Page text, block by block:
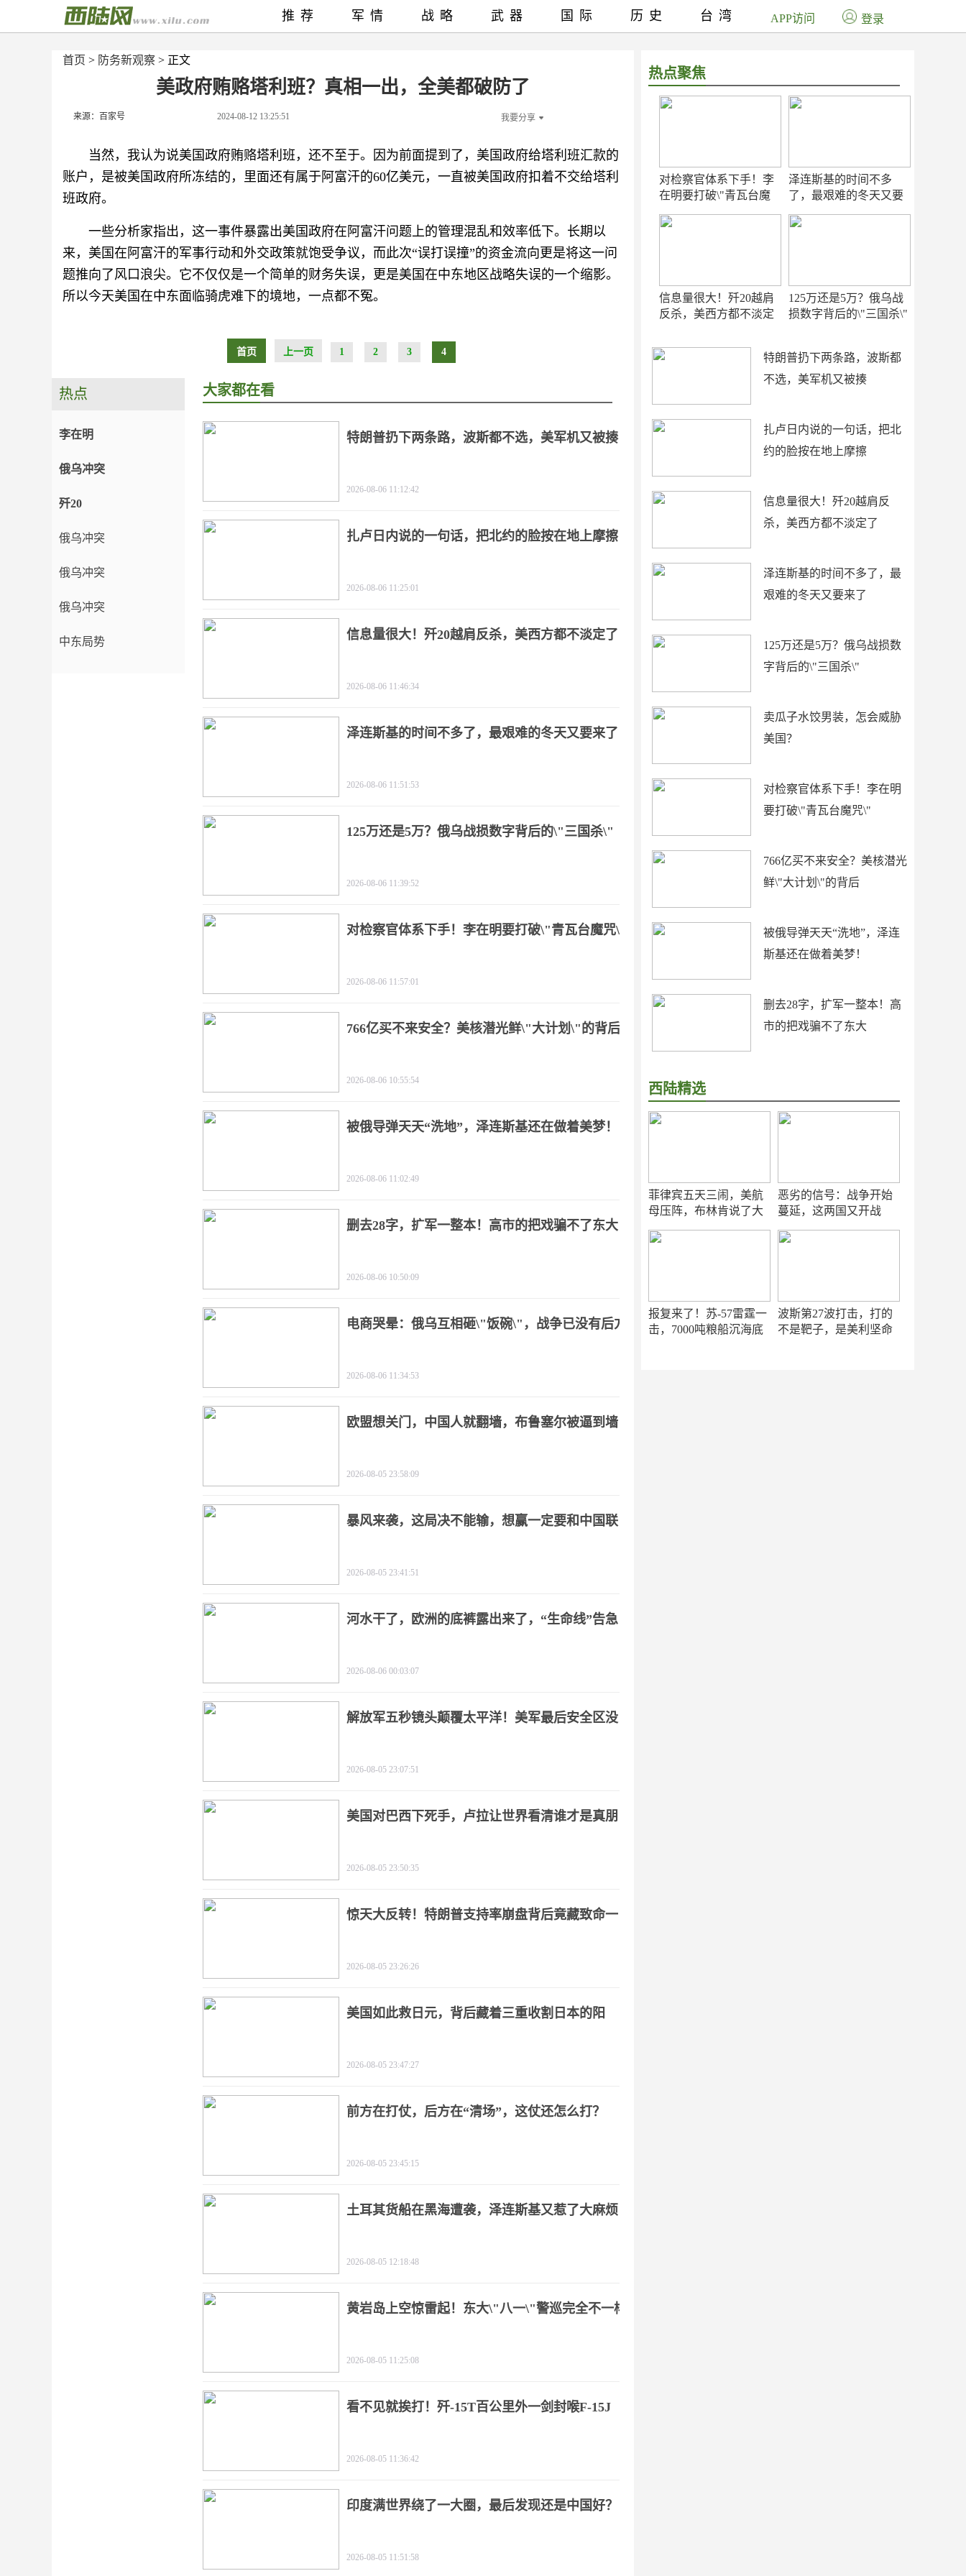
首页 > 防务新观察 > 正文
美政府贿赂塔利班？真相一出，全美都破防了
来源：百家号 2024-08-12 13:25:51 我要分享
当然，我认为说美国政府贿赂塔利班，还不至于。因为前面提到了，美国政府给塔利班汇款的
账户，是被美国政府所冻结的，里面还有属于阿富汗的60亿美元，一直被美国政府扣着不交给塔利
班政府。
一些分析家指出，这一事件暴露出美国政府在阿富汗问题上的管理混乱和效率低下。长期以
来，美国在阿富汗的军事行动和外交政策就饱受争议，而此次“误打误撞”的资金流向更是将这一问
题推向了风口浪尖。它不仅仅是一个简单的财务失误，更是美国在中东地区战略失误的一个缩影。
所以今天美国在中东面临骑虎难下的境地，一点都不冤。
首页 上一页 1 2 3 4
热点聚焦
对检察官体系下手！李
在明要打破\"青瓦台魔
泽连斯基的时间不多
了，最艰难的冬天又要
信息量很大！歼20越肩
反杀，美西方都不淡定
125万还是5万？俄乌战
损数字背后的\"三国杀\"
特朗普扔下两条路，波斯都
不选，美军机又被揍
扎卢日内说的一句话，把北
约的脸按在地上摩擦
信息量很大！歼20越肩反
杀，美西方都不淡定了
泽连斯基的时间不多了，最
艰难的冬天又要来了
125万还是5万？俄乌战损数
字背后的\"三国杀\"
卖瓜子水饺男装，怎会威胁
美国？
对检察官体系下手！李在明
要打破\"青瓦台魔咒\"
766亿买不来安全？美核潜光
鲜\"大计划\"的背后
被俄导弹天天“洗地”，泽连
斯基还在做着美梦！
删去28字，扩军一整本！高
市的把戏骗不了东大
西陆精选
菲律宾五天三闹，美航
母压阵，布林肯说了大
恶劣的信号：战争开始
蔓延，这两国又开战
报复来了！苏-57雷霆一
击，7000吨粮船沉海底
波斯第27波打击，打的
不是靶子，是美利坚命
推荐 军情 战略 武器 国际 历史 台湾 APP访问 登录
热点
李在明
俄乌冲突
歼20
俄乌冲突
俄乌冲突
俄乌冲突
中东局势
大家都在看
特朗普扔下两条路，波斯都不选，美军机又被揍
2026-08-06 11:12:42
扎卢日内说的一句话，把北约的脸按在地上摩擦
2026-08-06 11:25:01
信息量很大！歼20越肩反杀，美西方都不淡定了
2026-08-06 11:46:34
泽连斯基的时间不多了，最艰难的冬天又要来了
2026-08-06 11:51:53
125万还是5万？俄乌战损数字背后的\"三国杀\"
2026-08-06 11:39:52
对检察官体系下手！李在明要打破\"青瓦台魔咒\"
2026-08-06 11:57:01
766亿买不来安全？美核潜光鲜\"大计划\"的背后
2026-08-06 10:55:54
被俄导弹天天“洗地”，泽连斯基还在做着美梦！
2026-08-06 11:02:49
删去28字，扩军一整本！高市的把戏骗不了东大
2026-08-06 10:50:09
电商哭晕：俄乌互相砸\"饭碗\"，战争已没有后方
2026-08-06 11:34:53
欧盟想关门，中国人就翻墙，布鲁塞尔被逼到墙
2026-08-05 23:58:09
暴风来袭，这局决不能输，想赢一定要和中国联
2026-08-05 23:41:51
河水干了，欧洲的底裤露出来了，“生命线”告急
2026-08-06 00:03:07
解放军五秒镜头颠覆太平洋！美军最后安全区没
2026-08-05 23:07:51
美国对巴西下死手，卢拉让世界看清谁才是真朋
2026-08-05 23:50:35
惊天大反转！特朗普支持率崩盘背后竟藏致命一
2026-08-05 23:26:26
美国如此救日元，背后藏着三重收割日本的阳
2026-08-05 23:47:27
前方在打仗，后方在“清场”，这仗还怎么打？
2026-08-05 23:45:15
土耳其货船在黑海遭袭，泽连斯基又惹了大麻烦
2026-08-05 12:18:48
黄岩岛上空惊雷起！东大\"八一\"警巡完全不一样
2026-08-05 11:25:08
看不见就挨打！歼-15T百公里外一剑封喉F-15J
2026-08-05 11:36:42
印度满世界绕了一大圈，最后发现还是中国好？
2026-08-05 11:51:58